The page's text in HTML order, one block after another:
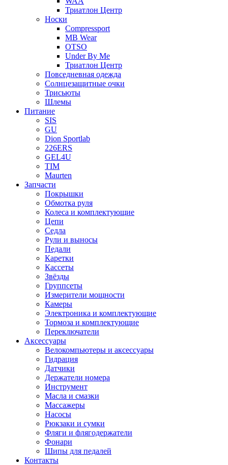
Триатлон Центр
Носки
Compressport
MB Wear
OTSO
Under By Me
Триатлон Центр
Повседневная одежда
Солнцезащитные очки
Трисьюты
Шлемы
Питание
SIS
GU
Dion Sportlab
226ERS
GEL4U
TIM
Maurten
Запчасти
Покрышки
Обмотка руля
Колеса и комплектующие
Цепи
Седла
Рули и выносы
Педали
Каретки
Кассеты
Звёзды
Группсеты
Измерители мощности
Камеры
Электроника и комплектующие
Тормоза и комплектующие
Переключатели
Аксессуары
Велокомпьютеры и аксессуары
Гидрация
Датчики
Держатели номера
Инструмент
Масла и смазки
Массажеры
Насосы
Рюкзаки и сумки
Фляги и флягодержатели
Фонари
Шипы для педалей
Контакты